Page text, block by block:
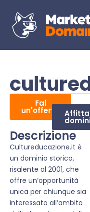
Fai
un'offerta
Descrizione
Cultureducazione.it è
un dominio storico,
risalente al 2001, che
offre un’opportunità
unica per chiunque sia
interessato all’ambito